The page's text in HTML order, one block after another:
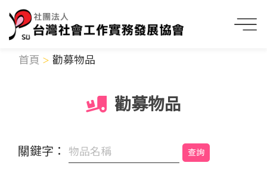
首頁 勸募物品
勸募物品
關鍵字： 查詢